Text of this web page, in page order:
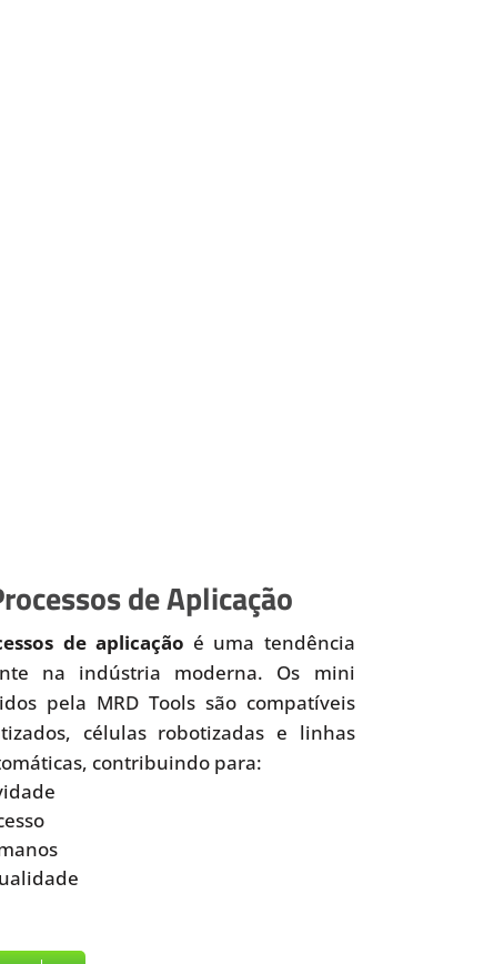
de Aplicação
de aplicação é uma tendência
na indústria moderna. Os mini
pela MRD Tools são compatíveis
células robotizadas e linhas
contribuindo para: